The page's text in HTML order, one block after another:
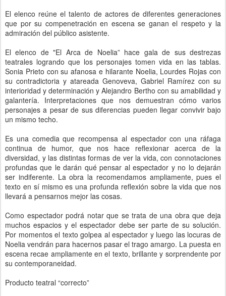
El elenco reúne el talento de actores de diferentes generaciones
que por su compenetración en escena se ganan el respeto y la
admiración del público asistente.
El elenco de "El Arca de Noelia” hace gala de sus destrezas
teatrales logrando que los personajes tomen vida en las tablas.
Sonia Prieto con su afanosa e hilarante Noelia, Lourdes Rojas con
su contradictoria y atareada Genoveva, Gabriel Ramírez con su
interioridad y determinación y Alejandro Bertho con su amabilidad y
galantería. Interpretaciones que nos demuestran cómo varios
personajes a pesar de sus diferencias pueden llegar convivir bajo
un mismo techo.
Es una comedia que recompensa al espectador con una ráfaga
continua de humor, que nos hace reflexionar acerca de la
diversidad, y las distintas formas de ver la vida, con connotaciones
profundas que le darán qué pensar al espectador y no lo dejarán
ser indiferente. La obra la recomendamos ampliamente, pues el
texto en sí mismo es una profunda reflexión sobre la vida que nos
llevará a pensarnos mejor las cosas.
Como espectador podrá notar que se trata de una obra que deja
muchos espacios y el espectador debe ser parte de su solución.
Por momentos el texto golpea al espectador y luego las locuras de
Noelia vendrán para hacernos pasar el trago amargo. La puesta en
escena recae ampliamente en el texto, brillante y sorprendente por
su contemporaneidad.
Producto teatral “correcto”